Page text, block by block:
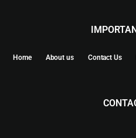
Home About us Contact Us